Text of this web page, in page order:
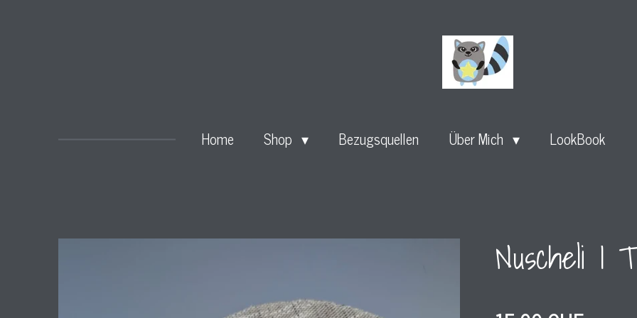
Home Shop Bezugsquellen Über Mich LookBook
Nuscheli I